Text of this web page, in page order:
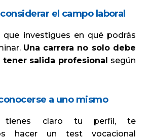
el campo laboral
que investigues en qué podrás
Una carrera no solo debe
salida profesional
según
a uno mismo
claro tu perfil, te
hacer un test vocacional